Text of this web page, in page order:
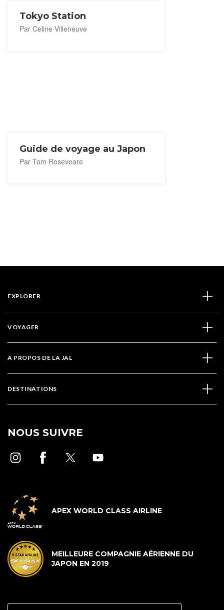
Tokyo Station
Par Celine Villeneuve
Guide de voyage au Japon
Par Tom Roseveare
EXPLORER
VOYAGER
A PROPOS DE LA JAL
DESTINATIONS
NOUS SUIVRE
APEX WORLD CLASS AIRLINE
MEILLEURE COMPAGNIE AÉRIENNE DU
JAPON EN 2019